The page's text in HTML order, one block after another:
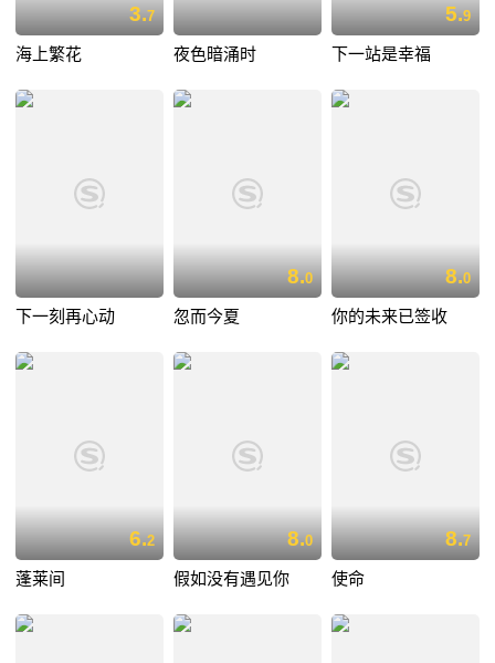
3.7
海上繁花 夜色暗涌时
5.9
下一站是幸福
下一刻再心动
8.0
忽而今夏
8.0
你的未来已签收
6.2
蓬莱间
8.0
假如没有遇见你
8.7
使命